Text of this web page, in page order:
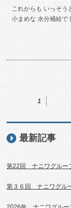
これからも いっそう
小まめな 水分補給で
1
最新記事
第22回 ナニワグル
第３６回 ナニワグル